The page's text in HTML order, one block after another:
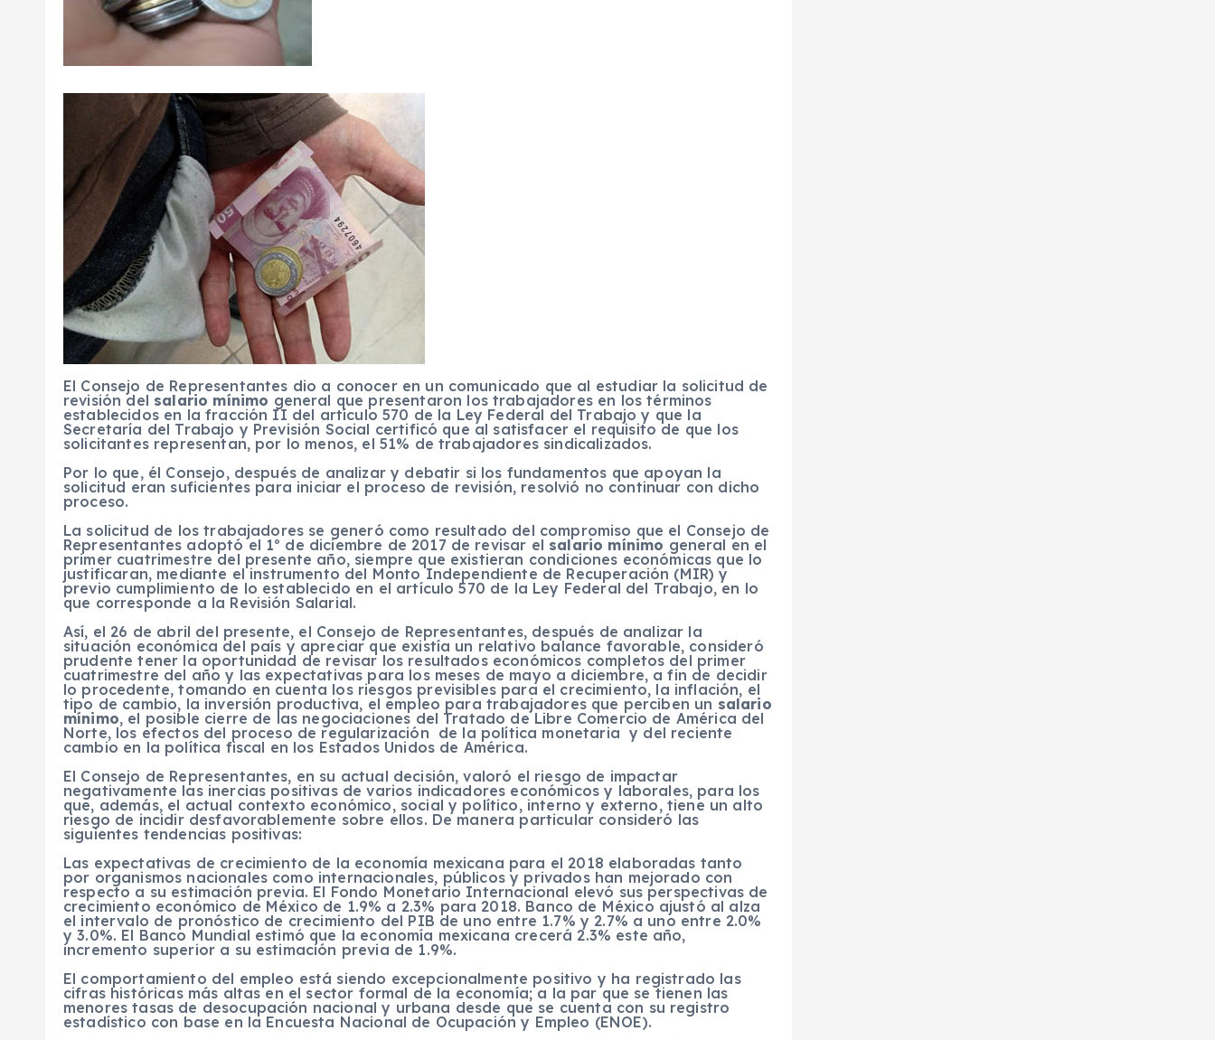
El Consejo de Representantes dio a conocer en un comunicado que al estudiar la solicitud de
revisión del salario mínimo general que presentaron los trabajadores en los términos
establecidos en la fracción II del artículo 570 de la Ley Federal del Trabajo y que la
Secretaría del Trabajo y Previsión Social certificó que al satisfacer el requisito de que los
solicitantes representan, por lo menos, el 51% de trabajadores sindicalizados.
Por lo que, él Consejo, después de analizar y debatir si los fundamentos que apoyan la
solicitud eran suficientes para iniciar el proceso de revisión, resolvió no continuar con dicho
proceso.
La solicitud de los trabajadores se generó como resultado del compromiso que el Consejo de
Representantes adoptó el 1º de diciembre de 2017 de revisar el salario mínimo general en el
primer cuatrimestre del presente año, siempre que existieran condiciones económicas que lo
justificaran, mediante el instrumento del Monto Independiente de Recuperación (MIR) y
previo cumplimiento de lo establecido en el artículo 570 de la Ley Federal del Trabajo, en lo
que corresponde a la Revisión Salarial.
Así, el 26 de abril del presente, el Consejo de Representantes, después de analizar la
situación económica del país y apreciar que existía un relativo balance favorable, consideró
prudente tener la oportunidad de revisar los resultados económicos completos del primer
cuatrimestre del año y las expectativas para los meses de mayo a diciembre, a fin de decidir
lo procedente, tomando en cuenta los riesgos previsibles para el crecimiento, la inflación, el
tipo de cambio, la inversión productiva, el empleo para trabajadores que perciben un salario
mínimo, el posible cierre de las negociaciones del Tratado de Libre Comercio de América del
Norte, los efectos del proceso de regularización de la política monetaria y del reciente
cambio en la política fiscal en los Estados Unidos de América.
El Consejo de Representantes, en su actual decisión, valoró el riesgo de impactar
negativamente las inercias positivas de varios indicadores económicos y laborales, para los
que, además, el actual contexto económico, social y político, interno y externo, tiene un alto
riesgo de incidir desfavorablemente sobre ellos. De manera particular consideró las
siguientes tendencias positivas:
Las expectativas de crecimiento de la economía mexicana para el 2018 elaboradas tanto
por organismos nacionales como internacionales, públicos y privados han mejorado con
respecto a su estimación previa. El Fondo Monetario Internacional elevó sus perspectivas de
crecimiento económico de México de 1.9% a 2.3% para 2018. Banco de México ajustó al alza
el intervalo de pronóstico de crecimiento del PIB de uno entre 1.7% y 2.7% a uno entre 2.0%
y 3.0%. El Banco Mundial estimó que la economía mexicana crecerá 2.3% este año,
incremento superior a su estimación previa de 1.9%.
El comportamiento del empleo está siendo excepcionalmente positivo y ha registrado las
cifras históricas más altas en el sector formal de la economía; a la par que se tienen las
menores tasas de desocupación nacional y urbana desde que se cuenta con su registro
estadístico con base en la Encuesta Nacional de Ocupación y Empleo (ENOE).